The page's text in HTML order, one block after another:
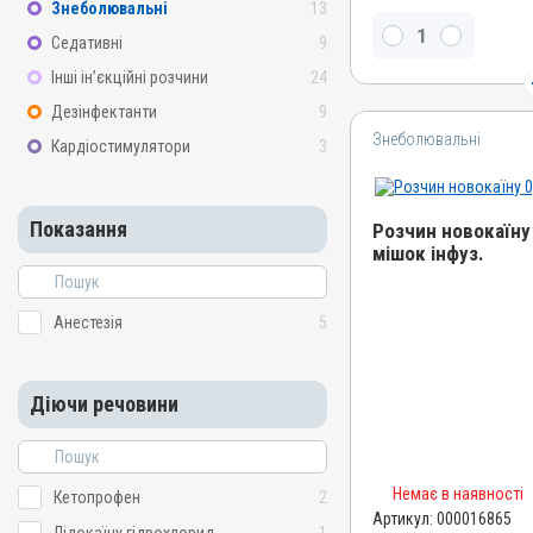
Знеболювальні
13
Седативні
9
Інші ін’єкційні розчини
24
Дезінфектанти
9
Кардіостимулятори
3
Показання
Анестезія 5
Діючи речовини
Кетопрофен
2
Новокаїн / прокаїну
ВРХ, Вівці, Кози, Свині,
Внутрішньовенно,
Анестезія
Знеболювальні
Розчин
мішок інфуз.
АВ-01992-01-10
Немає в наявності
Артикул: 000016865